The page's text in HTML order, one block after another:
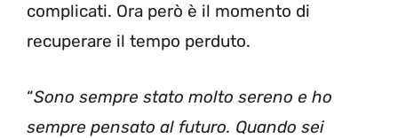
complicati. Ora però è il momento di
recuperare il tempo perduto.
“Sono sempre stato molto sereno e ho
sempre pensato al futuro. Quando sei